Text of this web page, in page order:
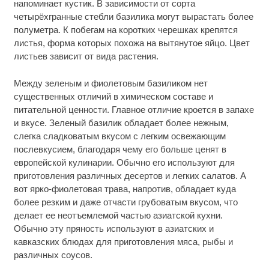
напоминает кустик. В зависимости от сорта
четырёхгранные стебли базилика могут вырастать более
полуметра. К побегам на коротких черешках крепятся
листья, форма которых похожа на вытянутое яйцо. Цвет
листьев зависит от вида растения.
Между зеленым и фиолетовым базиликом нет
существенных отличий в химическом составе и
питательной ценности. Главное отличие кроется в запахе
и вкусе. Зеленый базилик обладает более нежным,
слегка сладковатым вкусом с легким освежающим
послевкусием, благодаря чему его больше ценят в
европейской кулинарии. Обычно его используют для
приготовления различных десертов и легких салатов. А
вот ярко-фиолетовая трава, напротив, обладает куда
более резким и даже отчасти грубоватым вкусом, что
делает ее неотъемлемой частью азиатской кухни.
Обычно эту пряность используют в азиатских и
кавказских блюдах для приготовления мяса, рыбы и
различных соусов.